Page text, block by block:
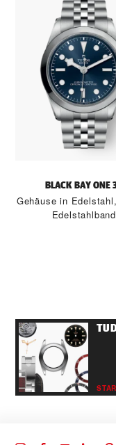
BLACK BAY ONE
Gehäuse in
Edelstahlband